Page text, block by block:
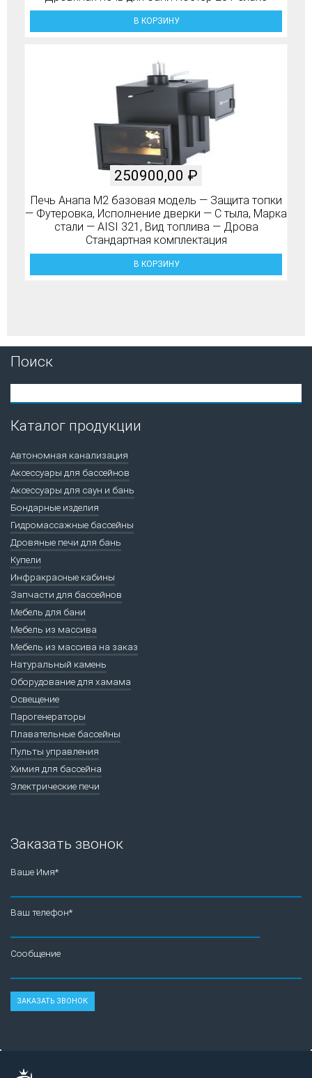
В КОРЗИНУ
Печь Анапа М2 базовая модель — Защита топки
— Футеровка, Исполнение дверки — С тыла, Марка
стали — AISI 321, Вид топлива — Дрова
Стандартная комплектация
250900,00 ₽
В КОРЗИНУ
Поиск
Каталог продукции
Автономная канализация
Аксессуары для бассейнов
Аксессуары для саун и бань
Бондарные изделия
Гидромассажные бассейны
Дровяные печи для бань
Купели
Инфракрасные кабины
Запчасти для бассейнов
Мебель для бани
Мебель из массива
Мебель из массива на заказ
Натуральный камень
Оборудование для хамама
Освещение
Парогенераторы
Плавательные бассейны
Пульты управления
Химия для бассейна
Электрические печи
Заказать звонок
Ваше Имя*
Ваш телефон*
Сообщение